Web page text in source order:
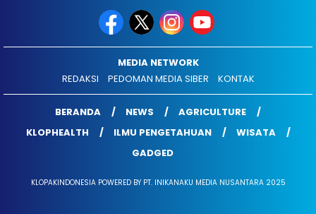
MEDIA NETWORK
REDAKSI
PEDOMAN MEDIA SIBER KONTAK
BERANDA NEWS
AGRICULTURE
KLOPHEALTH
ILMU PENGETAHUAN
WISATA
GADGED
KLOPAKINDONESIA POWERED BY PT. INIKANAKU MEDIA NUSANTARA 2025